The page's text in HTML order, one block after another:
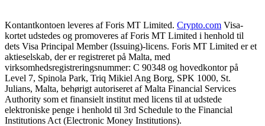
Kontantkontoen leveres af Foris MT Limited. Crypto.com Visa-
kortet udstedes og promoveres af Foris MT Limited i henhold til
dets Visa Principal Member (Issuing)-licens. Foris MT Limited er et
aktieselskab, der er registreret på Malta, med
virksomhedsregistreringsnummer: C 90348 og hovedkontor på
Level 7, Spinola Park, Triq Mikiel Ang Borg, SPK 1000, St.
Julians, Malta, behørigt autoriseret af Malta Financial Services
Authority som et finansielt institut med licens til at udstede
elektroniske penge i henhold til 3rd Schedule to the Financial
Institutions Act (Electronic Money Institutions).